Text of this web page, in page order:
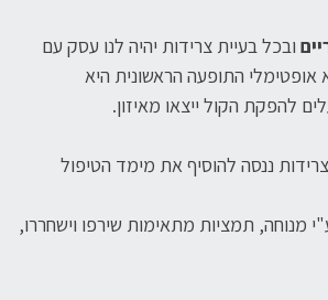
ובכל בעיית צרידות יהיה לנו עסק עם
התופעה הראשונית היא
להפקת הקול ייצאו מאיזון.
ננסה להוסיף את מימד הטיפול
מנוחה, תמציות מתאימות שירפו וישחררו,